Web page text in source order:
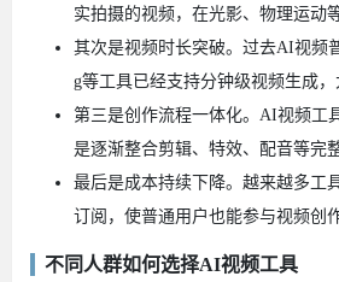
实拍摄的视频，在光影、物理运动
其次是视频时长突破。过去AI视频
g等工具已经支持分钟级视频生成，
第三是创作流程一体化。AI视频工
是逐渐整合剪辑、特效、配音等完
最后是成本持续下降。越来越多工
订阅，使普通用户也能参与视频创作
不同人群如何选择AI视频工具